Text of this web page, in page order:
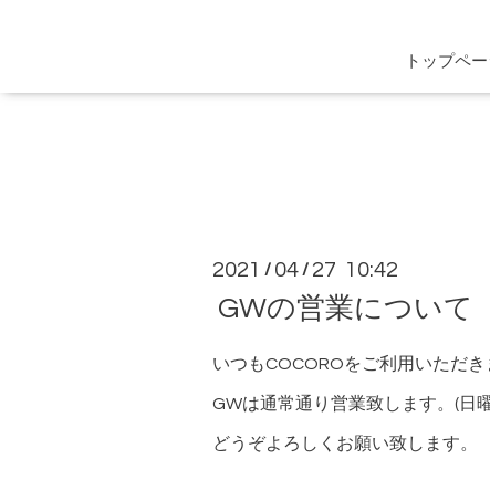
トップペ
2021 / 04 / 27 10:42
GWの営業について
いつもCOCOROをご利用いただ
GWは通常通り営業致します。(日
どうぞよろしくお願い致します。